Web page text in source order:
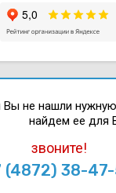
Вы не нашли
найдем ее для
звоните!
(4872) 38-